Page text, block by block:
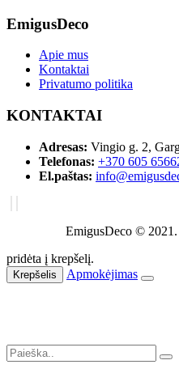
EmigusDeco
Apie mus
Kontaktai
Privatumo politika
KONTAKTAI
Adresas: Vingio g. 2,
Telefonas: +370 605
El.paštas:
EmigusDeco © 2021.
pridėta į krepšelį.
Krepšelis Apmokėjimas